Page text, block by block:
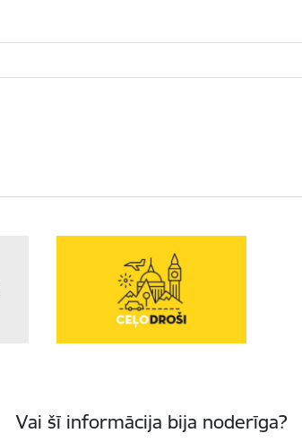
Vai šī informācija bija noderīga?